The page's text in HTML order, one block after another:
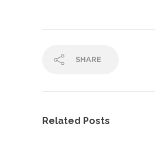
SHARE
Related Posts